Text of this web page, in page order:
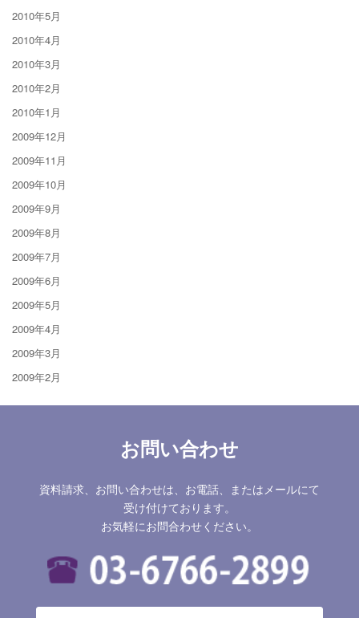
2010年5月
2010年4月
2010年3月
2010年2月
2010年1月
2009年12月
2009年11月
2009年10月
2009年9月
2009年8月
2009年7月
2009年6月
2009年5月
2009年4月
2009年3月
2009年2月
お問い合わせ
資料請求、お問い合わせは、お電話、またはメールにて
受け付けております。
お気軽にお問合わせください。